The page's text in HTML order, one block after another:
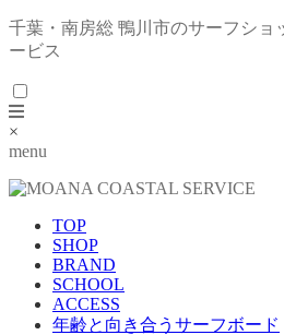
千葉・南房総 鴨川市のサーフショ
ービス
×
menu
TOP
SHOP
BRAND
SCHOOL
ACCESS
年齢と向き合うサーフボード